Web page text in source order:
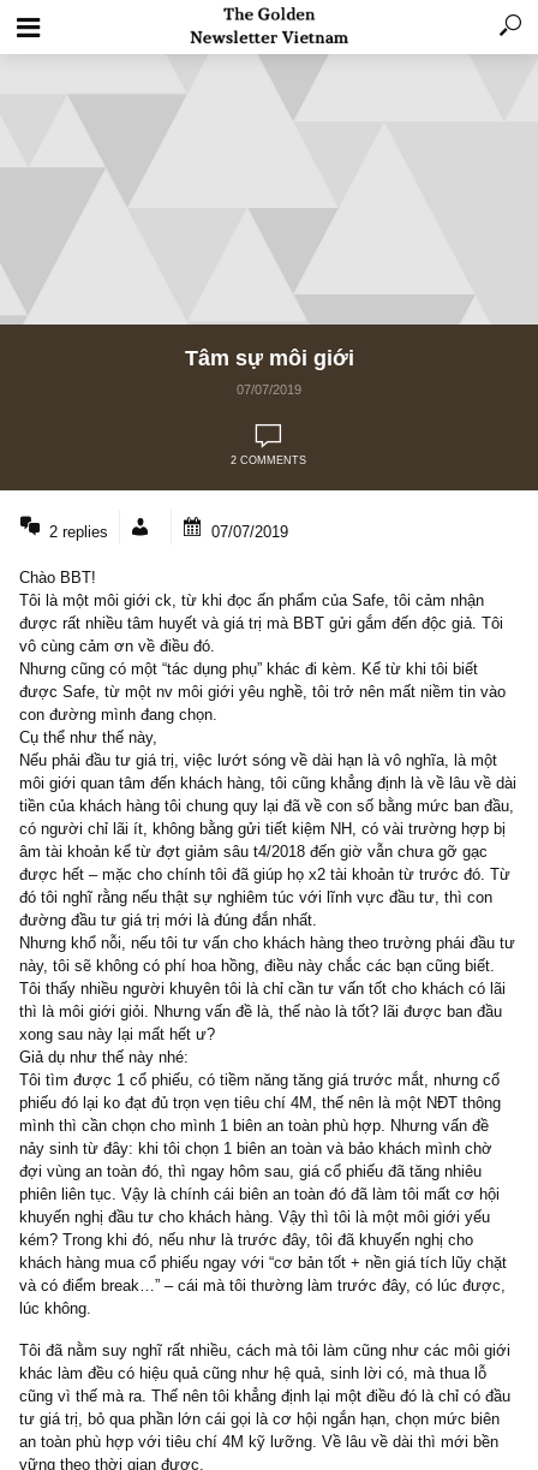
Tâm sự môi giới
2 replies 07/07/2019
Chào BBT!
Tôi là một môi giới ck, từ khi đọc ấn phẩm của Safe, tôi cảm nhận
được rất nhiều tâm huyết và giá trị mà BBT gửi gắm đến độc giả.
vô cùng cảm ơn về điều đó.
Nhưng cũng có một “tác dụng phụ” khác đi kèm. Kể từ khi tôi biết
được Safe, từ một nv môi giới yêu nghề, tôi trở nên mất niềm tin
con đường mình đang chọn.
Cụ thể như thế này,
Nếu phải đầu tư giá trị, việc lướt sóng về dài hạn là vô nghĩa, là
môi giới quan tâm đến khách hàng, tôi cũng khẳng định là về lâu
tiền của khách hàng tôi chung quy lại đã về con số bằng mức ban
có người chỉ lãi ít, không bằng gửi tiết kiệm NH, có vài trường
âm tài khoản kể từ đợt giảm sâu t4/2018 đến giờ vẫn chưa gỡ
được hết – mặc cho chính tôi đã giúp họ x2 tài khoản từ trước
đó tôi nghĩ rằng nếu thật sự nghiêm túc với lĩnh vực đầu tư, thì
đường đầu tư giá trị mới là đúng đắn nhất.
Nhưng khổ nỗi, nếu tôi tư vấn cho khách hàng theo trường phái
này, tôi sẽ không có phí hoa hồng, điều này chắc các bạn cũng
Tôi thấy nhiều người khuyên tôi là chỉ cần tư vấn tốt cho khách
thì là môi giới giỏi. Nhưng vấn đề là, thế nào là tốt? lãi được ban
xong sau này lại mất hết ư?
Giả dụ như thế này nhé:
Tôi tìm được 1 cổ phiếu, có tiềm năng tăng giá trước mắt, nhưng
phiếu đó lại ko đạt đủ trọn vẹn tiêu chí 4M, thế nên là một NĐT
mình thì cần chọn cho mình 1 biên an toàn phù hợp. Nhưng vấn
nảy sinh từ đây: khi tôi chọn 1 biên an toàn và bảo khách mình
đợi vùng an toàn đó, thì ngay hôm sau, giá cổ phiếu đã tăng nhiêu
khuyến nghị đầu tư cho khách hàng. Vậy thì tôi là một môi giới
kém? Trong khi đó, nếu như là trước đây, tôi đã khuyến nghị cho
khách hàng mua cổ phiếu ngay với “cơ bản tốt + nền giá tích lũy
và có điểm break…” – cái mà tôi thường làm trước đây, có lúc
lúc không.